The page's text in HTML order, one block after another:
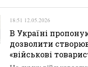
18:51 12.05.2026
В Україні
дозволити
«військові